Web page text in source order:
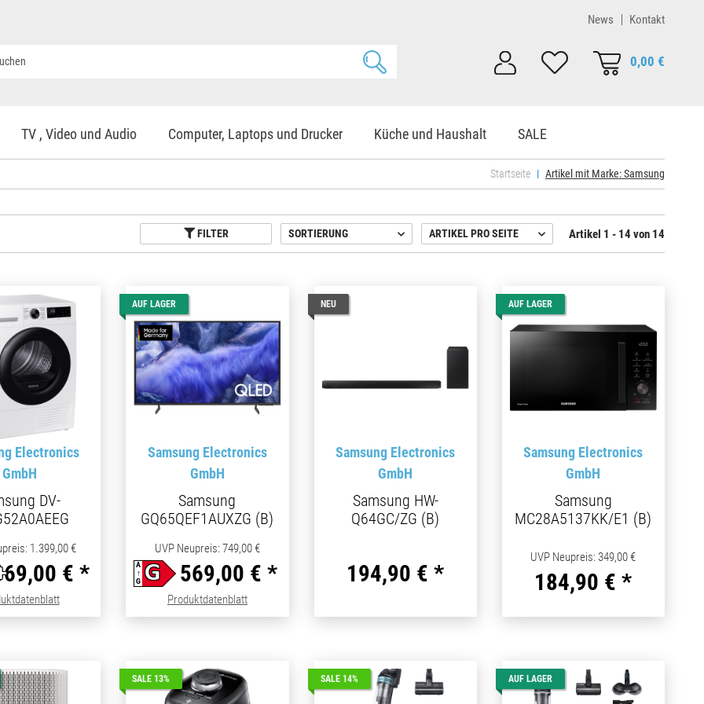
News Kontakt
0,00 €
TV , Video und Audio Computer, Laptops und Drucker Küche und Haushalt SALE
Startseite Artikel mit Marke: Samsung
FILTER SORTIERUNG ARTIKEL PRO SEITE Artikel 1 - 14 von 14
Electronics
GmbH
DV-
: 1.399,00 €
€*
(öffnet in neuem Tab)
AUF LAGER
Samsung Electronics
GmbH
Samsung
GQ65QEF1AUXZG (B)
UVP Neupreis: 749,00 €
G
A
↑
G
569,00 €*
Produktdatenblatt(öffnet in neuem Tab)
NEU
Samsung Electronics
GmbH
Samsung HW-
Q64GC/ZG (B)
194,90 €*
AUF LAGER
Samsung Electronics
GmbH
Samsung
MC28A5137KK/E1 (B)
UVP Neupreis:349,00 €
184,90 €*
SALE 13% SALE 14% AUF LAGER